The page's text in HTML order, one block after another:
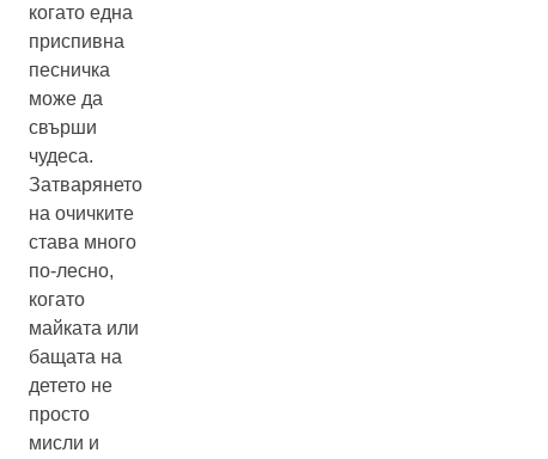
когато една
приспивна
песничка
може да
свърши
чудеса.
Затварянето
на очичките
става много
по-лесно,
когато
майката или
бащата на
детето не
просто
мисли и